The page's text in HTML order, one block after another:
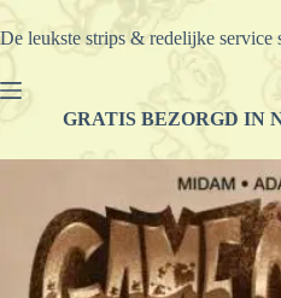
Ga
naar
De leukste strips & redelijke service
GRATIS BEZORGD IN